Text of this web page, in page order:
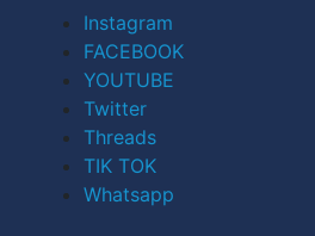
Instagram
FACEBOOK
YOUTUBE
Twitter
Threads
TIK TOK
Whatsapp